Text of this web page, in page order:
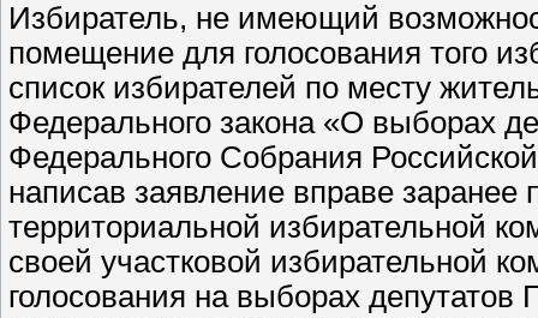
Избиратель, не имеющий
помещение для голосования того
список избирателей по месту
Федерального закона «О выборах
Федерального Собрания
написав заявление вправе заранее
территориальной избирательной
своей участковой избирательной
голосования на выборах